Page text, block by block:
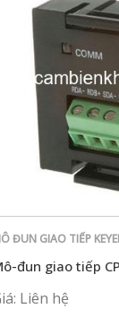
ĐUN GIAO TIẾP
đun giao tiếp
Liên hệ